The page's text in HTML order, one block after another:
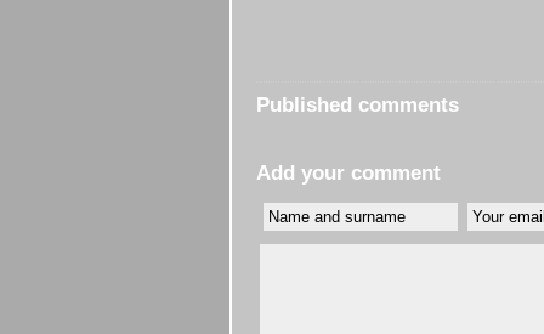
Published comments
Add your comment